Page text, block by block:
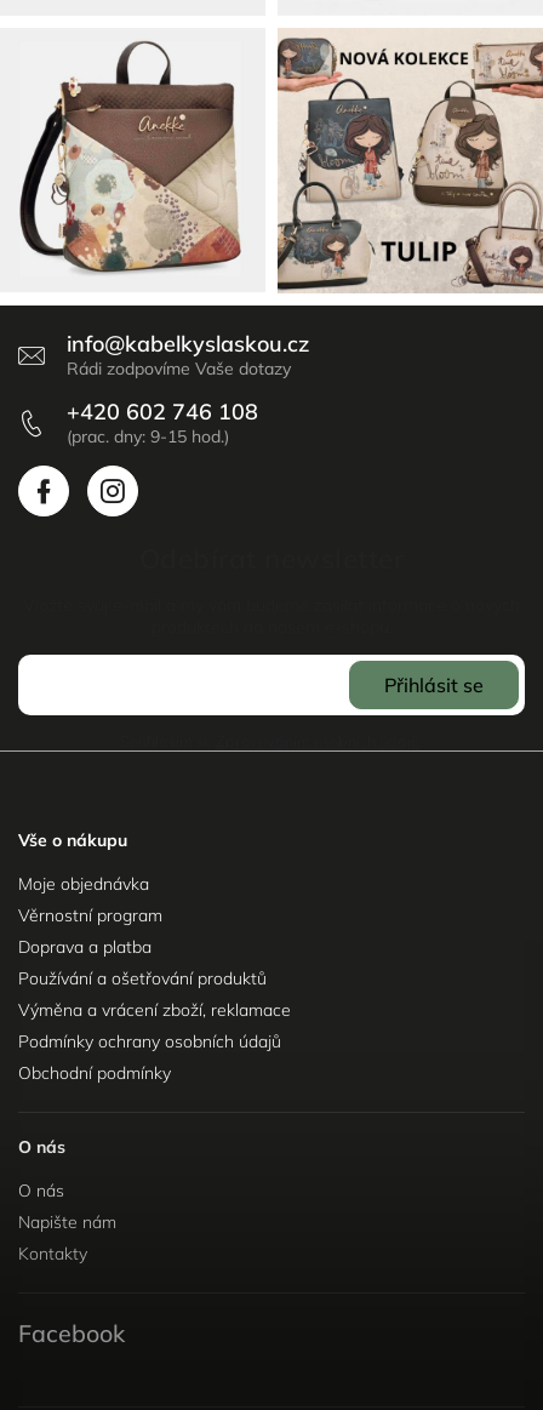
info@kabelkyslaskou.cz
+420 602 746 108
Přihlásit se
Vše o nákupu
Moje objednávka
Věrnostní program
Doprava a platba
Používání a ošetřování produktů
Výměna a vrácení zboží, reklamace
Podmínky ochrany osobních údajů
Obchodní podmínky
O nás
O nás
Napište nám
Kontakty
Facebook